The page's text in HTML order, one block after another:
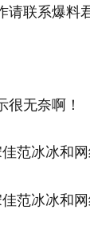
联系爆料
无奈啊！